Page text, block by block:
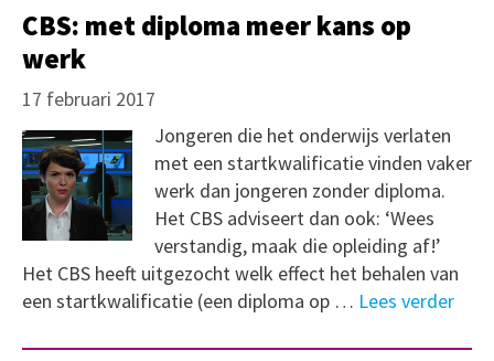
CBS: met diploma meer kans op
werk
17 februari 2017
Jongeren die het onderwijs verlaten
met een startkwalificatie vinden vaker
werk dan jongeren zonder diploma.
Het CBS adviseert dan ook: ‘Wees
verstandig, maak die opleiding af!’
Het CBS heeft uitgezocht welk effect het behalen van
een startkwalificatie (een diploma op … Lees verder